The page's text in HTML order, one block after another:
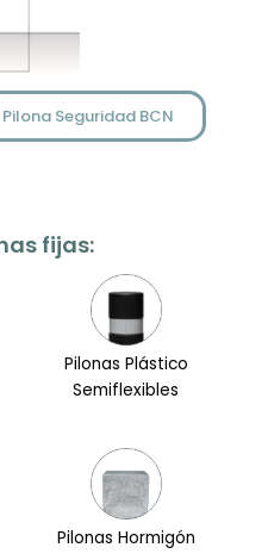
Seguridad BCN
fijas:
Pilonas Plástico
Semiflexibles
Pilonas Hormigón